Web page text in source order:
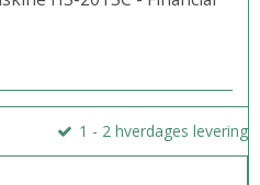
1 - 2 hverdages levering